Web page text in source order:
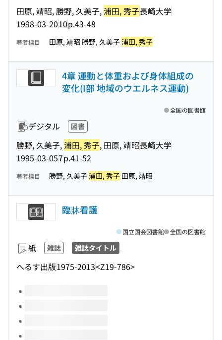
田原, 靖昭, 勝野, 久美子,浦田, 秀子長崎大学
1998-03-2010p.43-48
著者標目 田原, 靖昭 勝野, 久美子浦田, 秀子
4章 運動と体重および身体組成の
変化(I部 地域のウエルネス運動)
デジタル 図書
勝野, 久美子,浦田, 秀子, 田原, 靖昭長崎大学
1995-03-057p.41-52
全国の図書館
著者標目 勝野, 久美子浦田, 秀子 田原, 靖昭
臨牀看護
紙 雑誌 雑誌タイトル
へるす出版1975-2013<Z19-786>
国立国会図書館 全国の図書館
このタイトルの巻号